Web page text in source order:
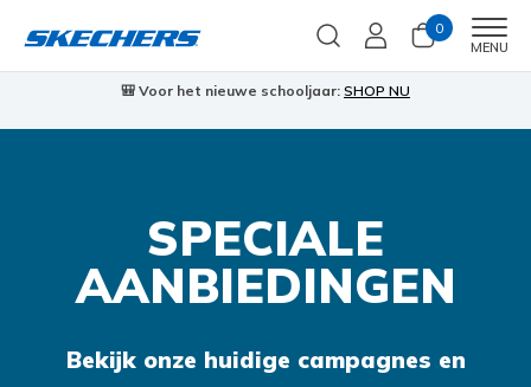
0
MENU
🎒 Voor het nieuwe schooljaar: SHOP NU
SPECIALE
AANBIEDINGEN
Bekijk onze huidige campagnes en